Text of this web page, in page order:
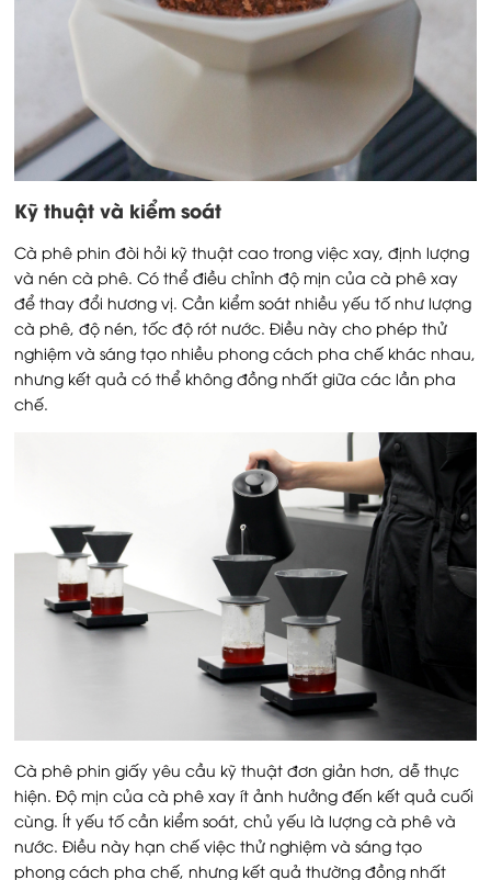
Kỹ thuật và kiểm soát
Cà phê phin đòi hỏi kỹ thuật cao trong việc xay, định lượng
và nén cà phê. Có thể điều chỉnh độ mịn của cà phê xay
để thay đổi hương vị. Cần kiểm soát nhiều yếu tố như lượng
cà phê, độ nén, tốc độ rót nước. Điều này cho phép thử
nghiệm và sáng tạo nhiều phong cách pha chế khác nhau,
nhưng kết quả có thể không đồng nhất giữa các lần pha
chế.
Cà phê phin giấy yêu cầu kỹ thuật đơn giản hơn, dễ thực
hiện. Độ mịn của cà phê xay ít ảnh hưởng đến kết quả cuối
cùng. Ít yếu tố cần kiểm soát, chủ yếu là lượng cà phê và
nước. Điều này hạn chế việc thử nghiệm và sáng tạo
phong cách pha chế, nhưng kết quả thường đồng nhất